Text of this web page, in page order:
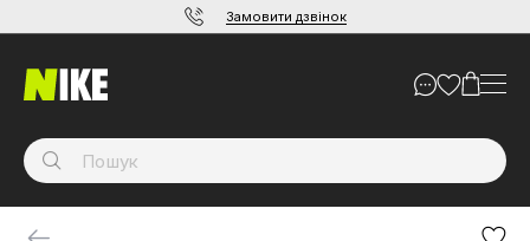
Замовити дзвінок